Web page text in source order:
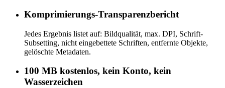
Komprimierungs-Transparenzbericht
Jedes Ergebnis listet auf: Bildqualität, max. DPI, Schrift-
Subsetting, nicht eingebettete Schriften, entfernte Objekte,
gelöschte Metadaten.
100 MB kostenlos, kein Konto, kein
Wasserzeichen